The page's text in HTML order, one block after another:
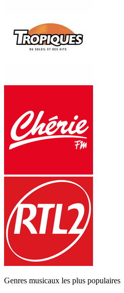
Genres musicaux les plus populaires